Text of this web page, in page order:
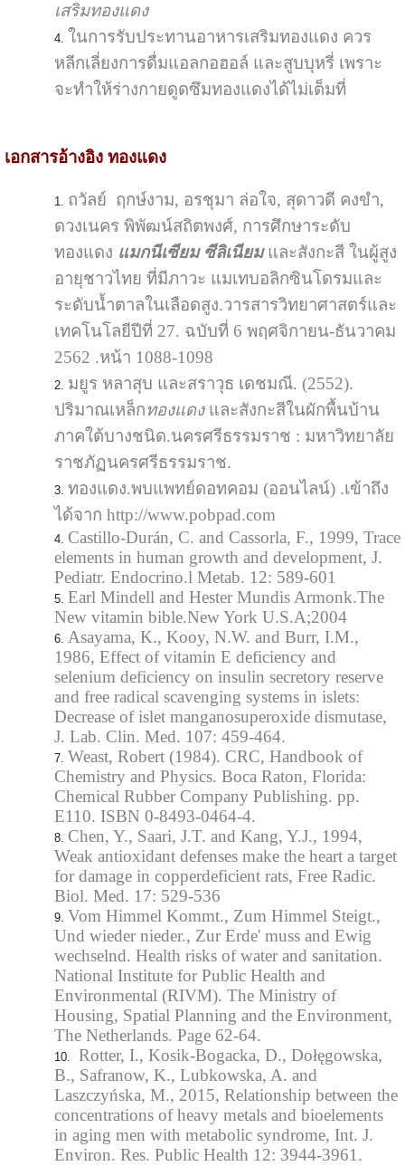
เสริมทองแดง
ในการรับประทานอาหารเสริมทองแดง ควร
หลีกเลี่ยงการดื่มแอลกอฮอล์ และสูบบุหรี่ เพราะ
จะทำให้ร่างกายดูดซึมทองแดงได้ไม่เต็มที่
เอกสารอ้างอิง ทองแดง
ถวัลย์ ฤกษ์งาม, อรชุมา ล่อใจ, สุดาวดี คงขำ,
ดวงเนคร พิพัฒน์สถิตพงศ์, การศึกษาระดับ
ทองแดง แมกนีเซียม ซีลิเนียมและสังกะสี ในผู้สูง
อายุชาวไทย ที่มีภาวะ แมเทบอลิกซินโดรมและ
ระดับน้ำตาลในเลือดสูง.วารสารวิทยาศาสตร์และ
เทคโนโลยีปีที่ 27. ฉบับที่ 6 พฤศจิกายน-ธันวาคม
2562 .หน้า 1088-1098
มยูร หลาสุบ และสราวุธ เดชมณี. (2552).
ปริมาณเหล็กทองแดง และสังกะสีในผักพื้นบ้าน
ภาคใต้บางชนิด.นครศรีธรรมราช : มหาวิทยาลัย
ราชภัฏนครศรีธรรมราช.
ทองแดง.พบแพทย์ดอทคอม (ออนไลน์) .เข้าถึง
ได้จาก http://www.pobpad.com
Castillo-Durán, C. and Cassorla, F., 1999, Trace
elements in human growth and development, J.
Pediatr. Endocrino.l Metab. 12: 589-601
Earl Mindell and Hester Mundis Armonk.The
New vitamin bible.New York U.S.A;2004
Asayama, K., Kooy, N.W. and Burr, I.M.,
1986, Effect of vitamin E deficiency and
selenium deficiency on insulin secretory reserve
and free radical scavenging systems in islets:
Decrease of islet manganosuperoxide dismutase,
J. Lab. Clin. Med. 107: 459-464.
Weast, Robert (1984). CRC, Handbook of
Chemistry and Physics. Boca Raton, Florida:
Chemical Rubber Company Publishing. pp.
E110. ISBN 0-8493-0464-4.
Chen, Y., Saari, J.T. and Kang, Y.J., 1994,
Weak antioxidant defenses make the heart a target
for damage in copperdeficient rats, Free Radic.
Biol. Med. 17: 529-536
Vom Himmel Kommt., Zum Himmel Steigt.,
Und wieder nieder., Zur Erde' muss and Ewig
wechselnd. Health risks of water and sanitation.
National Institute for Public Health and
Environmental (RIVM). The Ministry of
Housing, Spatial Planning and the Environment,
The Netherlands. Page 62-64.
Rotter, I., Kosik-Bogacka, D., Dołęgowska,
B., Safranow, K., Lubkowska, A. and
Laszczyńska, M., 2015, Relationship between the
concentrations of heavy metals and bioelements
in aging men with metabolic syndrome, Int. J.
Environ. Res. Public Health 12: 3944-3961.